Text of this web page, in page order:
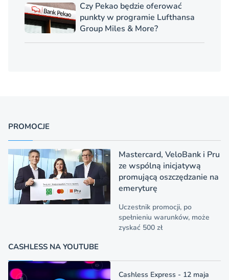
Czy Pekao będzie oferować
punkty w programie Lufthansa
Group Miles & More?
PROMOCJE
Mastercard, VeloBank i Pru
ze wspólną inicjatywą
promującą oszczędzanie na
emeryturę
Uczestnik promocji, po
spełnieniu warunków, może
zyskać 500 zł
CASHLESS NA YOUTUBE
Cashless Express - 12 maja